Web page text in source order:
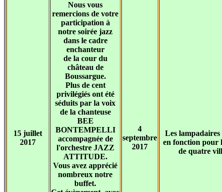
15 juillet
2017
Nous vous
remercions de votre
participation à
notre soirée jazz
dans le cadre
enchanteur
de la cour du
château de
Boussargue.
Plus de cent
privilégiés ont été
séduits par la voix
de la chanteuse
BEE
BONTEMPELLI
accompagnée de
l'orchestre JAZZ
ATTITUDE.
Vous avez apprécié
nombreux notre
buffet.
4
septembre
2017
Les lampadaires
en fonction pour
de quatre